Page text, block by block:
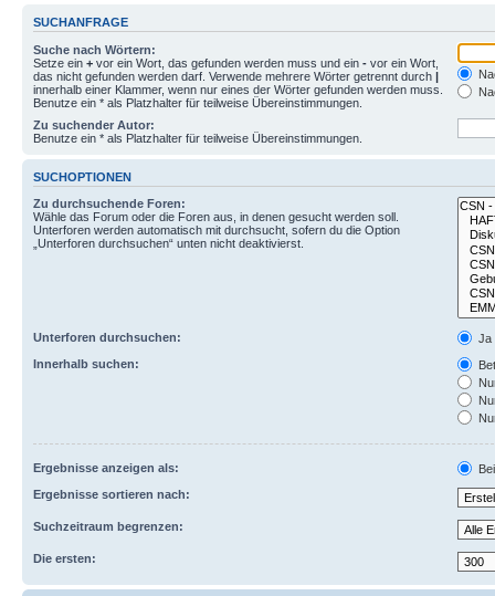
SUCHANFRAGE
Suche nach Wörtern:
Setze ein + vor ein Wort, das gefunden werden muss und ein - vor ein Wort,
das nicht gefunden werden darf. Verwende mehrere Wörter getrennt durch |
innerhalb einer Klammer, wenn nur eines der Wörter gefunden werden muss.
Benutze ein * als Platzhalter für teilweise Übereinstimmungen.
Zu suchender Autor:
Benutze ein * als Platzhalter für teilweise Übereinstimmungen.
SUCHOPTIONEN
Zu durchsuchende Foren:
Wähle das Forum oder die Foren aus, in denen gesucht werden soll.
Unterforen werden automatisch mit durchsucht, sofern du die Option
„Unterforen durchsuchen“ unten nicht deaktivierst.
Unterforen durchsuchen:
Ja
Innerhalb suchen:
Ergebnisse anzeigen als:
Ergebnisse sortieren nach:
Suchzeitraum begrenzen:
Die ersten: